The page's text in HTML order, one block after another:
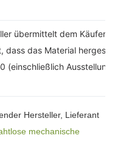
übermittelt dem Käufer
dass das Material
(einschließlich
Hersteller, Lieferant
mechanische